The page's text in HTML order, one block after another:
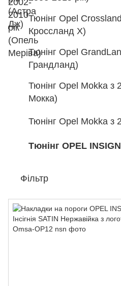
Тюнінг Opel
Кроссланд Х)
Тюнінг Opel
Грандланд)
Тюнінг Opel Mokka з
Мокка)
Тюнінг Opel Mokka з
Тюнінг OPEL
Фільтр